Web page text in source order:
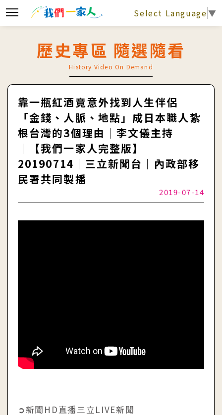
Select Language▼
歷史專區 隨選隨看
History Video On Demand
靠一瓶紅酒竟意外找到人生伴侶
「金錢、人脈、地點」成日本職人紮
根台灣的3個理由│李文儀主持
│【我們一家人完整版】
20190714│三立新聞台│內政部移
民署共同製播
2019-07-14
➲新聞HD直播三立LIVE新聞